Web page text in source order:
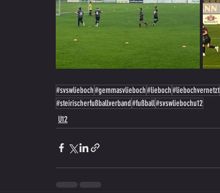
#svswlieboch#gemmasvlieboch#lieboch#liebochvernetzt
#steirischerfußballverband#fußball#svswliebochu12
U12